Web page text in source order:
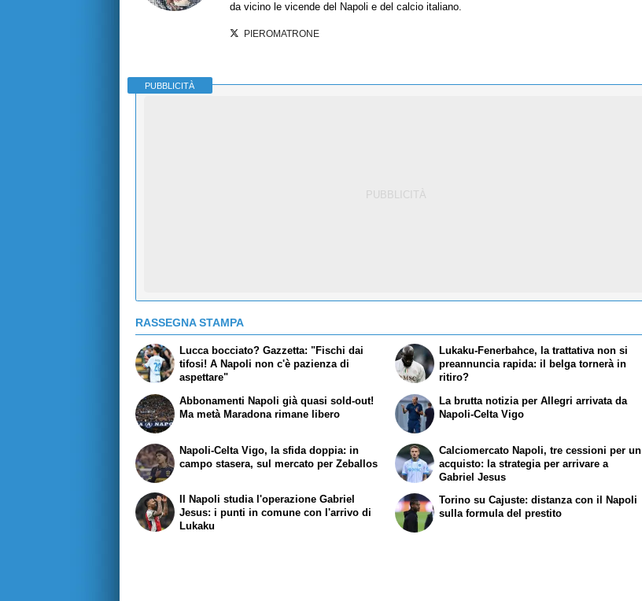
da vicino le vicende del Napoli e del calcio italiano.
PIEROMATRONE
PUBBLICITÀ
RASSEGNA STAMPA
Lucca bocciato?Gazzetta: "Fischi dai
tifosi! A Napoli non c'è pazienza di
aspettare"
Abbonamenti Napoli già quasi sold-out!
Ma metà Maradona rimane libero
Lukaku-Fenerbahce, la trattativa non si
preannuncia rapida: il belga tornerà in
ritiro?
La brutta notizia per Allegri arrivata da
Napoli-Celta Vigo
Napoli-Celta Vigo, la sfida doppia: in
campo stasera, sul mercato per Zeballos
Il Napoli studia l'operazione Gabriel
Jesus: i punti in comune con l'arrivo di
Lukaku
Calciomercato Napoli, tre cessioni per un
acquisto: la strategia per arrivare a
Gabriel Jesus
Torino su Cajuste: distanza con il Napoli
sulla formula del prestito